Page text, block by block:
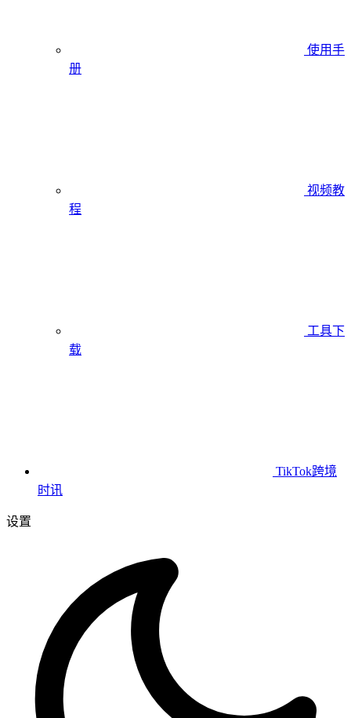
使用手
册
视频教
程
工具下
载
TikTok跨境
时讯
设置